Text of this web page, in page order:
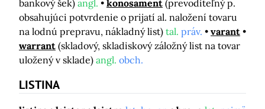
bankový šek) angl. konosament (prevoditeľný p.
obsahujúci potvrdenie o prijatí al. naložení tovaru
na lodnú prepravu, nákladný list) tal. práv.
varant
warrant (skladový, skladiskový záložný list na tovar
uložený v sklade) angl. obch.
LISTINA